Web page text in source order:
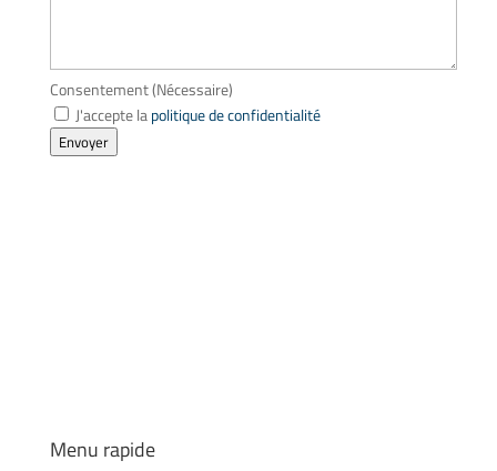
Consentement(Nécessaire)
J'accepte lapolitique de confidentialité
Envoyer
Menu rapide